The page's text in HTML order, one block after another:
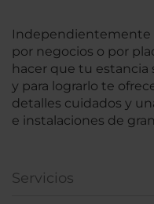
Independientemente
por negocios o por
hacer que tu estancia
y para lograrlo te
detalles cuidados y
e instalaciones de
Servicios